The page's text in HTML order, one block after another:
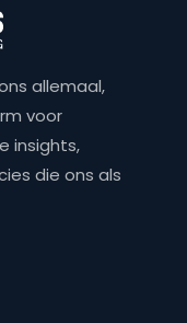
allemaal,
voor
insights,
die ons als